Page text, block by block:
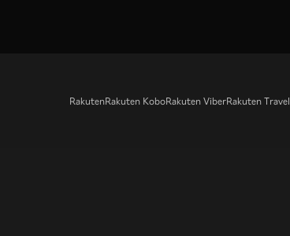
RakutenRakuten KoboRakuten ViberRakuten Travel